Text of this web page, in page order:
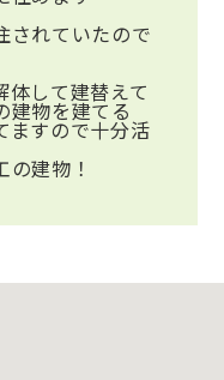
されていたので
体して建替えて
建物を建てる
ますので十分活
建物！